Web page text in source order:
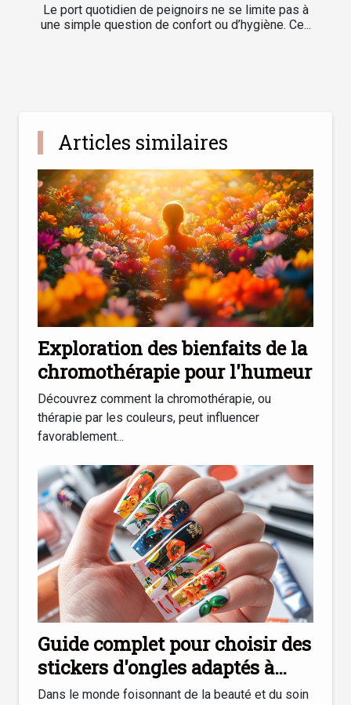
Le port quotidien de peignoirs ne se limite pas à
une simple question de confort ou d’hygiène. Ce...
Articles similaires
Exploration des bienfaits de la
chromothérapie pour l'humeur
Découvrez comment la chromothérapie, ou
thérapie par les couleurs, peut influencer
favorablement...
Guide complet pour choisir des
stickers d'ongles adaptés à
chaque occasion
Dans le monde foisonnant de la beauté et du soin